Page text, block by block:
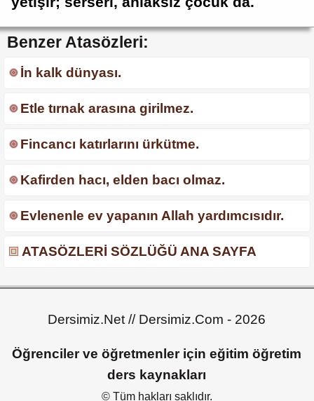
Benzer Atasözleri:
İn kalk dünyası.
Etle tırnak arasına girilmez.
Fincancı katırlarını ürkütme.
Kafirden hacı, elden bacı olmaz.
Evlenenle ev yapanın Allah yardımcısıdır.
ATASÖZLERİ SÖZLÜĞÜ ANA SAYFA
Dersimiz.Net // Dersimiz.Com - 2026
Öğrenciler ve öğretmenler için eğitim öğretim
ders kaynakları
© Tüm hakları saklıdır.